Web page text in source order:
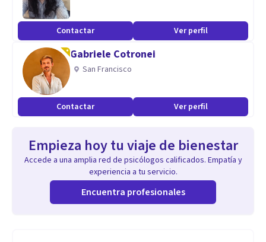
Contactar Ver perfil
Gabriele Cotronei
San Francisco
Contactar Ver perfil
Empieza hoy tu viaje de bienestar
Accede a una amplia red de psicólogos calificados. Empatía y
experiencia a tu servicio.
Encuentra profesionales